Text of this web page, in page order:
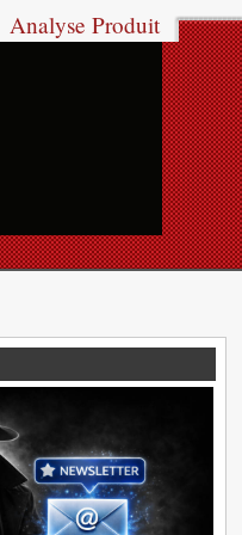
Analyse Produit